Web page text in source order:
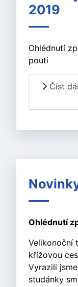
2019
Ohlédnutí
pouti
Číst
Ohlédnutí
Velikonoční
křížovou
Vyrazili
studánky